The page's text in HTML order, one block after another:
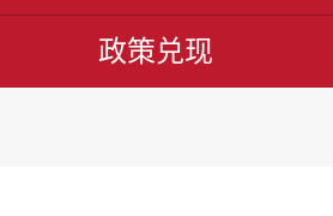
政策兑现